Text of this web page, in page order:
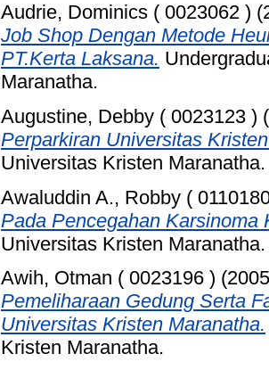
Audrie, Dominics ( 0023062 )
Job Shop Dengan Metode
PT.Kerta Laksana.
Maranatha.
Augustine, Debby ( 0023123 )
Perparkiran Universitas
Universitas Kristen Maranatha.
Awaluddin A., Robby (
Pada Pencegahan Karsinoma
Universitas Kristen Maranatha.
Awih, Otman ( 0023196 )
Pemeliharaan Gedung Serta
Universitas Kristen Maranatha.
Kristen Maranatha.